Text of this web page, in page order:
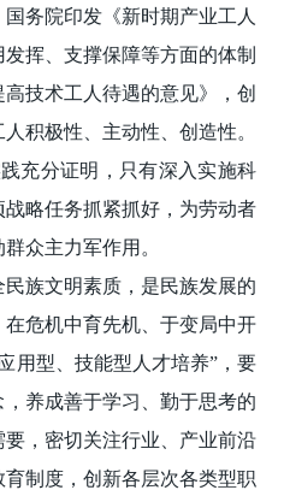
务院印发《新时期产业工人
挥、支撑保障等方面的体制
技术工人待遇的意见》，创
积极性、主动性、创造性。
充分证明，只有深入实施科
略任务抓紧抓好，为劳动者
众主力军作用。
族文明素质，是民族发展的
危机中育先机、于变局中开
用型、技能型人才培养”，要
养成善于学习、勤于思考的
，密切关注行业、产业前沿
制度，创新各层次各类型职